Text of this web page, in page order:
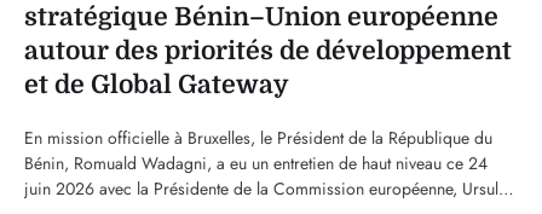
stratégique Bénin–Union européenne
autour des priorités de développement
et de Global Gateway
En mission officielle à Bruxelles, le Président de la République du
Bénin, Romuald Wadagni, a eu un entretien de haut niveau ce 24
juin 2026 avec la Présidente de la Commission européenne, Ursula